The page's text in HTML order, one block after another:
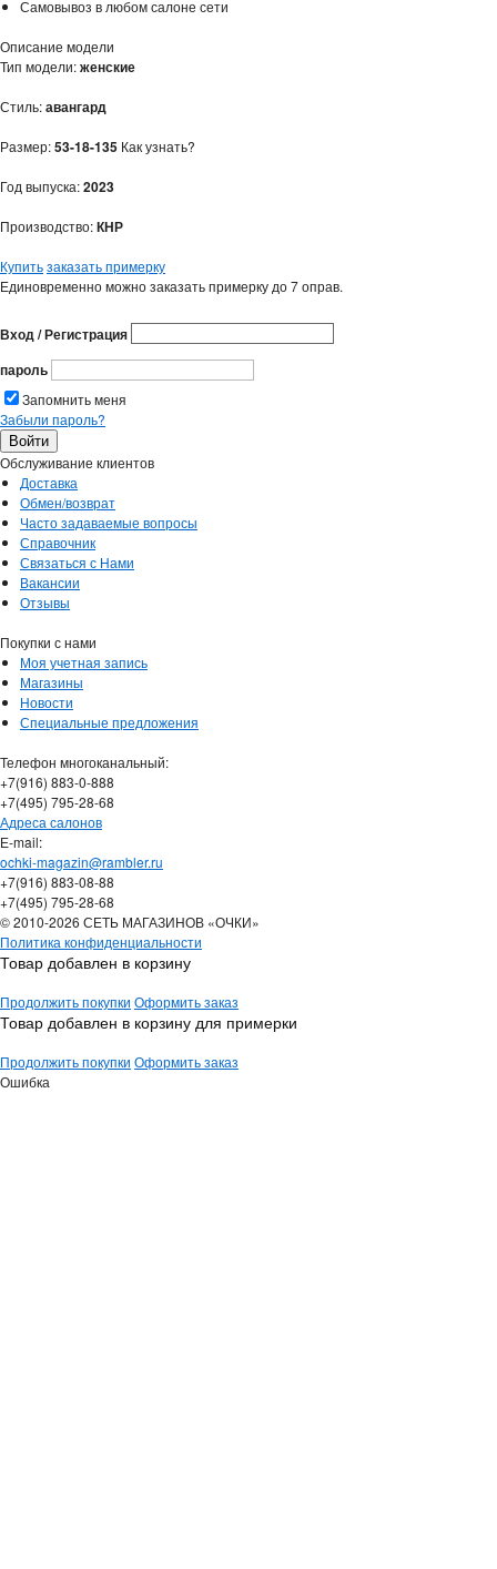
Самовывоз в любом салоне сети
Описание модели
Тип модели:женские
Стиль:авангард
Размер:53-18-135 Как узнать?
Год выпуска:2023
Производство:КНР
Купитьзаказать примерку
Единовременно можно заказать примерку до 7 оправ.
Вход / Регистрация
пароль
Запомнить меня
Забыли пароль?
Обслуживание клиентов
Доставка
Обмен/возврат
Часто задаваемые вопросы
Справочник
Связаться с Нами
Вакансии
Отзывы
Покупки с нами
Моя учетная запись
Магазины
Новости
Специальные предложения
Телефон многоканальный:
+7(916) 883-0-888
+7(495) 795-28-68
Адреса салонов
Е-mail:
ochki-magazin@rambler.ru
+7(916) 883-08-88
+7(495) 795-28-68
© 2010-2026 СЕТЬ МАГАЗИНОВ «ОЧКИ»
Политика конфиденциальности
Товар добавлен в корзину
Продолжить покупки Оформить заказ
Товар добавлен в корзину для примерки
Продолжить покупки Оформить заказ
Ошибка